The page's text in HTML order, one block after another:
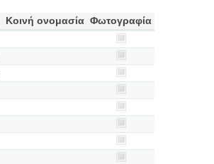
Κοινή ονομασία Φωτογραφία